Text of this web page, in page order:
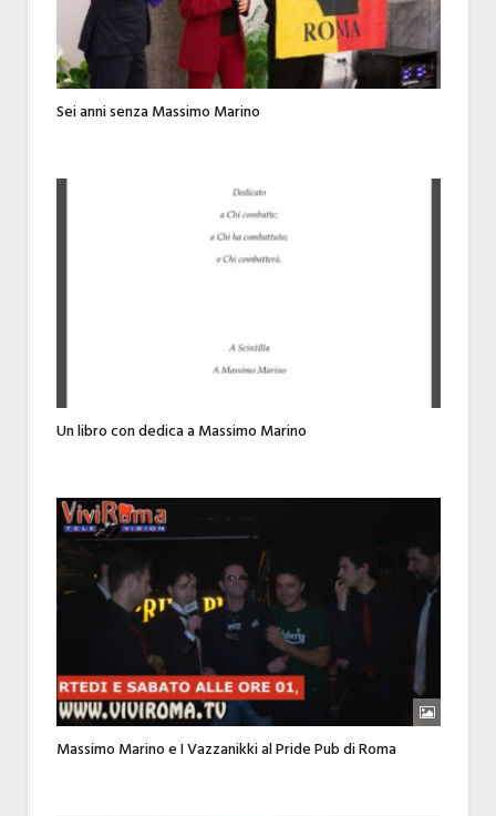
Sei anni senza Massimo Marino
Un libro con dedica a Massimo Marino
Massimo Marino e I Vazzanikki al Pride Pub di Roma